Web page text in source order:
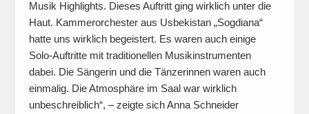
Musik Highlights. Dieses Auftritt ging wirklich unter die
Haut. Kammerorchester aus Usbekistan „Sogdiana“
hatte uns wirklich begeistert. Es waren auch einige
Solo-Auftritte mit traditionellen Musikinstrumenten
dabei. Die Sängerin und die Tänzerinnen waren auch
einmalig. Die Atmosphäre im Saal war wirklich
unbeschreiblich“, – zeigte sich Anna Schneider